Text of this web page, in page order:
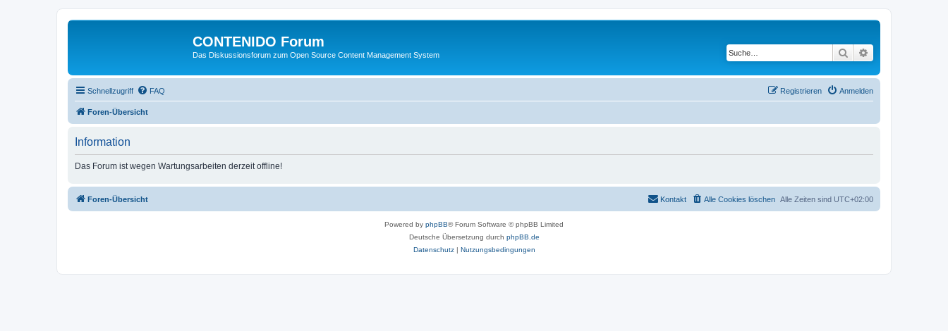
CONTENIDO Forum
Das Diskussionsforum zum Open Source Content Management System Suche
Schnellzugriff FAQ Anmelden
Registrieren
Foren-Übersicht
Information
Das Forum ist wegen Wartungsarbeiten derzeit offline!
Foren-Übersicht Alle Zeiten sind UTC+02:00
Alle Cookies löschen
Kontakt
Powered by phpBB® Forum Software © phpBB Limited
Deutsche Übersetzung durch phpBB.de
Datenschutz| Nutzungsbedingungen